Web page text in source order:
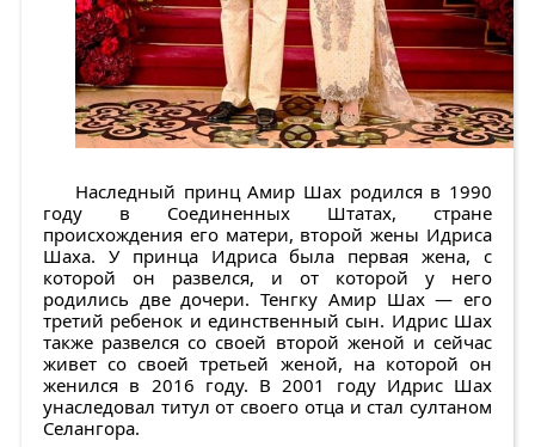
Наследный принц Амир Шах родился в 1990
году в Соединенных Штатах, стране
происхождения его матери, второй жены Идриса
Шаха. У принца Идриса была первая жена, с
которой он развелся, и от которой у него
родились две дочери. Тенгку Амир Шах — его
третий ребенок и единственный сын. Идрис Шах
также развелся со своей второй женой и сейчас
живет со своей третьей женой, на которой он
женился в 2016 году. В 2001 году Идрис Шах
унаследовал титул от своего отца и стал султаном
Селангора.